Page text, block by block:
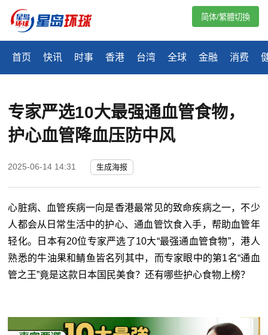
首页 快讯 时事 香港 台湾 全球 金融 消费
简体/繁體切換
专家严选10大最强通血管食物，
护心血管降血压防中风
2025-06-14 14:31 生成海报
心脏病、血管疾病一向是香港最常见的致命疾病之一，不少
人都会从日常生活中的护心、通血管饮食入手，帮助血管年
轻化。日本有20位专家严选了10大“最强通血管食物”，港人
熟悉的牛油果和鲭鱼皆名列其中，而专家眼中的第1名“通血
管之王”竟是这款日本国民美食？还有哪些护心食物上榜？